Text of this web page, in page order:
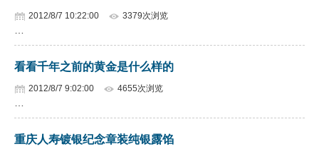
2012/8/7 10:22:00 3379次浏览
看看千年之前的黄金是什么样的
2012/8/7 9:02:00 4655次浏览
重庆人寿镀银纪念章装纯银露馅